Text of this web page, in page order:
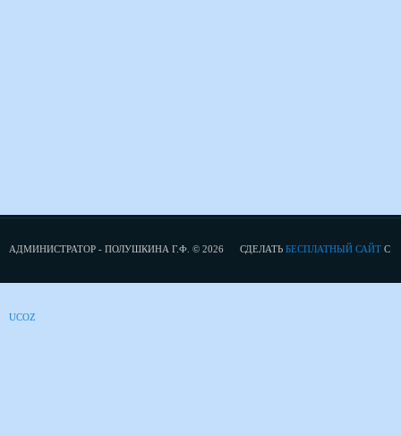
АДМИНИСТРАТОР - ПОЛУШКИНА Г.Ф. © 2026 СДЕЛАТЬ БЕСПЛАТНЫЙ САЙТ С
UCOZ